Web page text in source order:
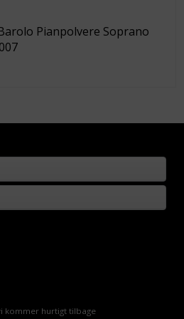
Pianpolvere Soprano
kommer hurtigt tilbage